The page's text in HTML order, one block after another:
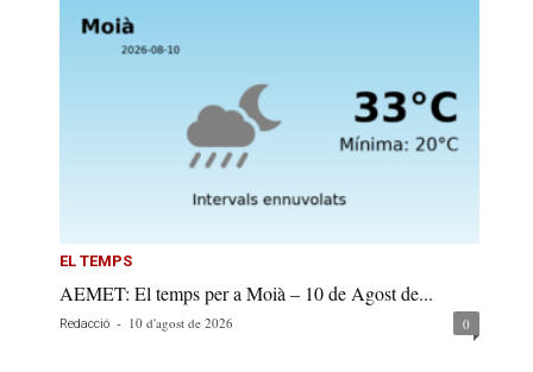
EL TEMPS
AEMET: El temps per a Moià – 10 de Agost de...
Redacció - 10 d'agost de 2026 0